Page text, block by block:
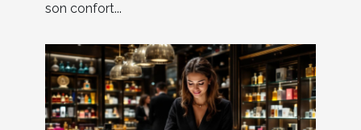
son confort...